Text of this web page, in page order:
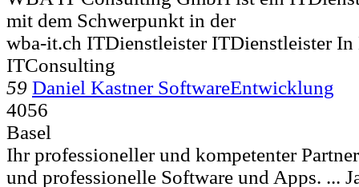
mit dem Schwerpunkt in der
wba-it.ch ITDienstleister ITDienstleister In
ITConsulting
59 Daniel Kastner SoftwareEntwicklung
4056
Basel
Ihr professioneller und kompetenter
und professionelle Software und Apps. ...